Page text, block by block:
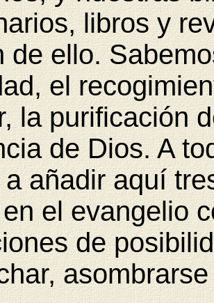
libros y
de ello.
el
la purificación
de Dios. A
añadir aquí
el evangelio
de